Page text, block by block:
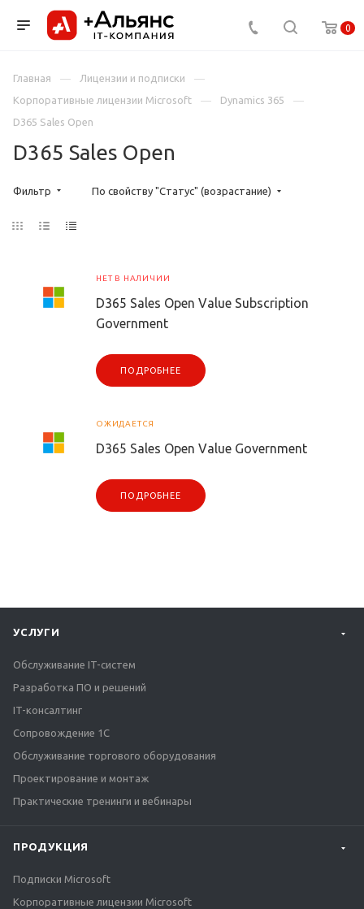
0
Главная
Лицензии и подписки
Корпоративные лицензии Microsoft
Dynamics 365
D365 Sales Open
D365 Sales Open
Фильтр По свойству "Статус" (возрастание)
НЕТ В НАЛИЧИИ
D365 Sales Open Value Subscription
Government
ПОДРОБНЕЕ
ОЖИДАЕТСЯ
D365 Sales Open Value Government
ПОДРОБНЕЕ
УСЛУГИ
Обслуживание IT-систем
Разработка ПО и решений
IT-консалтинг
Сопровождение 1С
Обслуживание торгового оборудования
Проектирование и монтаж
Практические тренинги и вебинары
ПРОДУКЦИЯ
Подписки Microsoft
Корпоративные лицензии Microsoft